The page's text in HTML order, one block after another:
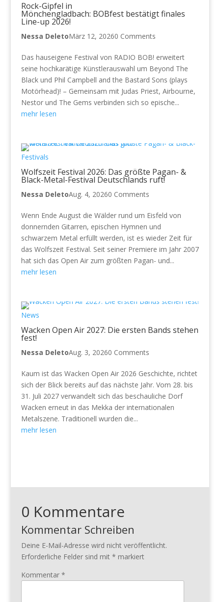
Rock-Gipfel in
Mönchengladbach: BOBfest bestätigt finales
Line-up 2026!
Nessa DeletoMärz 12, 20260 Comments
Das hauseigene Festival von RADIO BOB! erweitert
seine hochkarätige Künstlerauswahl um Beyond The
Black und Phil Campbell and the Bastard Sons (plays
Motörhead)! – Gemeinsam mit Judas Priest, Airbourne,
Nestor und The Gems verbinden sich so epische...
mehr lesen
Festivals
Wolfszeit Festival 2026: Das größte Pagan- &
Black-Metal-Festival Deutschlands ruft!
Nessa DeletoAug. 4, 20260 Comments
Wenn Ende August die Wälder rund um Eisfeld von
donnernden Gitarren, epischen Hymnen und
schwarzem Metal erfüllt werden, ist es wieder Zeit für
das Wolfszeit Festival. Seit seiner Premiere im Jahr 2007
hat sich das Open Air zum größten Pagan- und...
mehr lesen
News
Wacken Open Air 2027: Die ersten Bands stehen
fest!
Nessa DeletoAug. 3, 20260 Comments
Kaum ist das Wacken Open Air 2026 Geschichte, richtet
sich der Blick bereits auf das nächste Jahr. Vom 28. bis
31. Juli 2027 verwandelt sich das beschauliche Dorf
Wacken erneut in das Mekka der internationalen
Metalszene. Traditionell wurden die...
mehr lesen
0 Kommentare
Kommentar Schreiben
Deine E-Mail-Adresse wird nicht veröffentlicht.
Erforderliche Felder sind mit * markiert
Kommentar *